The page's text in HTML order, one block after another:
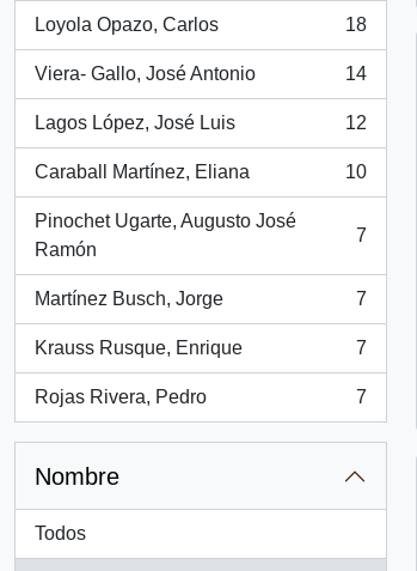
Loyola Opazo, Carlos
, 18 resultados
18
Viera- Gallo, José Antonio
, 14 resultados
14
Lagos López, José Luis
, 12 resultados
12
Caraball Martínez, Eliana
, 10 resultados
10
Pinochet Ugarte, Augusto José
Ramón
, 7 resultados
7
Martínez Busch, Jorge
, 7 resultados
7
Krauss Rusque, Enrique
, 7 resultados
7
Rojas Rivera, Pedro
, 7 resultados
7
Nombre
Todos